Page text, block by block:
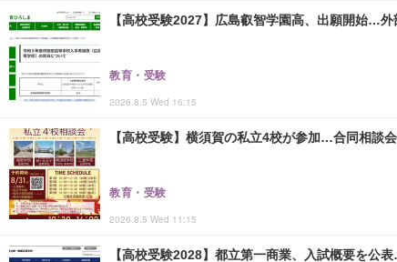
【高校受験2027】広島叡智学園高、出願開始…外
教育・受験
2026.8.5 Wed 16:15
【高校受験】横須賀の私立4校が参加…合同相談
教育・受験
2026.8.5 Wed 11:15
【高校受験2028】都立第一商業、入試概要を公